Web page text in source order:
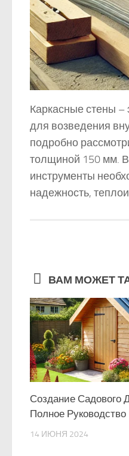
Каркасные стены –
для возведения
подробно
толщиной 150 мм.
инструменты
надежность,
ВАМ МОЖЕТ
Создание Садового
Полное Руководство
14 ИЮНЯ 2024